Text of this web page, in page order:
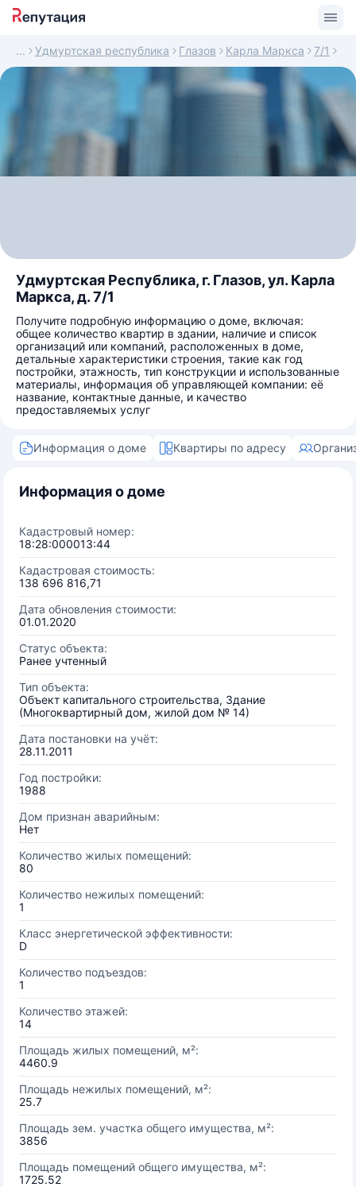
Удмуртская республика Глазов Карла Маркса 7/1
Удмуртская Республика, г. Глазов, ул. Карла
Маркса, д. 7/1
Получите подробную информацию о доме, включая:
общее количество квартир в здании, наличие и список
организаций или компаний, расположенных в доме,
детальные характеристики строения, такие как год
постройки, этажность, тип конструкции и использованные
материалы, информация об управляющей компании: её
название, контактные данные, и качество
предоставляемых услуг
Информация о доме Квартиры по адресу
Информация о доме
Кадастровый номер:
18:28:000013:44
Кадастровая стоимость:
138 696 816,71
Дата обновления стоимости:
01.01.2020
Статус объекта:
Ранее учтенный
Тип объекта:
Объект капитального строительства, Здание
(Многоквартирный дом, жилой дом № 14)
Дата постановки на учёт:
28.11.2011
Год постройки:
1988
Дом признан аварийным:
Нет
Количество жилых помещений:
80
Количество нежилых помещений:
1
Класс энергетической эффективности:
D
Количество подъездов:
1
Количество этажей:
14
Площадь жилых помещений, м²:
4460.9
Площадь нежилых помещений, м²:
25.7
Площадь зем. участка общего имущества, м²:
3856
Площадь помещений общего имущества, м²:
1725.52